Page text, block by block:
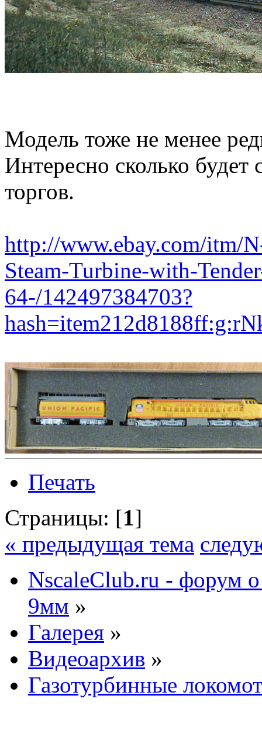
Модель тоже не менее
Интересно сколько
торгов.
http://www.ebay.com/itm/
Steam-Turbine-with-
64-/142497384703?
Печать
Страницы: [1]
« предыдущая тема
NscaleClub.ru - форум
9мм »
Галерея »
Видеоархив »
Газотурбинные